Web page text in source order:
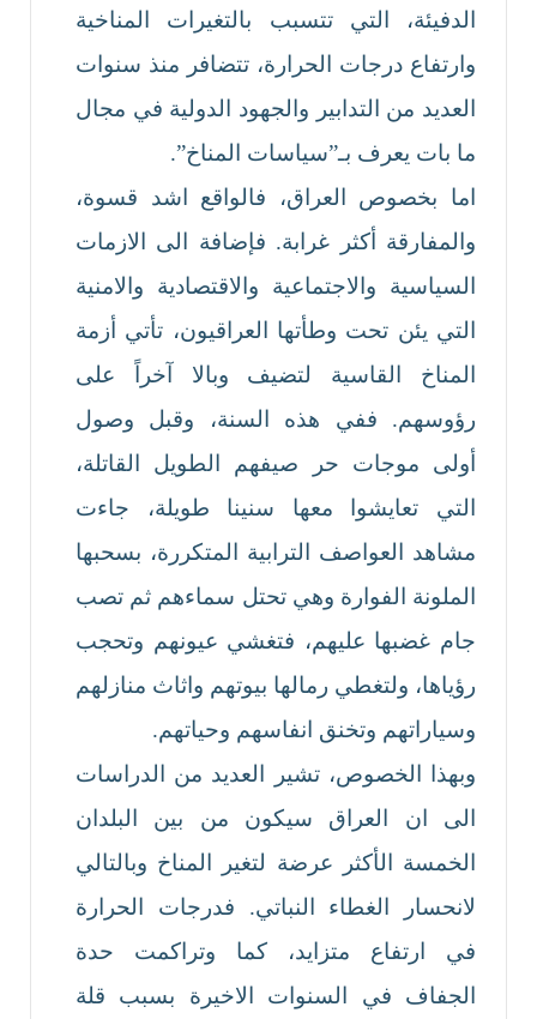
الدفيئة، التي تتسبب بالتغيرات المناخية
وارتفاع درجات الحرارة، تتضافر منذ سنوات
العديد من التدابير والجهود الدولية في مجال
ما بات يعرف بـ”سياسات المناخ”.
اما بخصوص العراق، فالواقع اشد قسوة،
والمفارقة أكثر غرابة. فإضافة الى الازمات
السياسية والاجتماعية والاقتصادية والامنية
التي يئن تحت وطأتها العراقيون، تأتي أزمة
المناخ القاسية لتضيف وبالا آخراً على
رؤوسهم. ففي هذه السنة، وقبل وصول
أولى موجات حر صيفهم الطويل القاتلة،
التي تعايشوا معها سنينا طويلة، جاءت
مشاهد العواصف الترابية المتكررة، بسحبها
الملونة الفوارة وهي تحتل سماءهم ثم تصب
جام غضبها عليهم، فتغشي عيونهم وتحجب
رؤياها، ولتغطي رمالها بيوتهم واثاث منازلهم
وسياراتهم وتخنق انفاسهم وحياتهم.
وبهذا الخصوص، تشير العديد من الدراسات
الى ان العراق سيكون من بين البلدان
الخمسة الأكثر عرضة لتغير المناخ وبالتالي
لانحسار الغطاء النباتي. فدرجات الحرارة
في ارتفاع متزايد، كما وتراكمت حدة
الجفاف في السنوات الاخيرة بسبب قلة